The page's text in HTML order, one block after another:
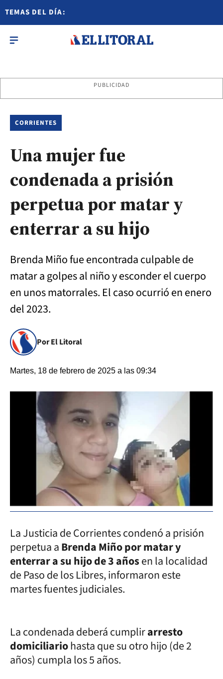
TEMAS DEL DÍA:
PUBLICIDAD
CORRIENTES
Una mujer fue
condenada a prisión
perpetua por matar y
enterrar a su hijo
Brenda Miño fue encontrada culpable de
matar a golpes al niño y esconder el cuerpo
en unos matorrales. El caso ocurrió en enero
del 2023.
Por El Litoral
Martes, 18 de febrero de 2025 a las 09:34
La Justicia de Corrientes condenó a prisión
perpetua aBrenda Miño por matar y
enterrar a su hijo de 3 añosen la localidad
de Paso de los Libres, informaron este
martes fuentes judiciales.
La condenada deberá cumplirarresto
domiciliariohasta que su otro hijo (de 2
años) cumpla los 5 años.